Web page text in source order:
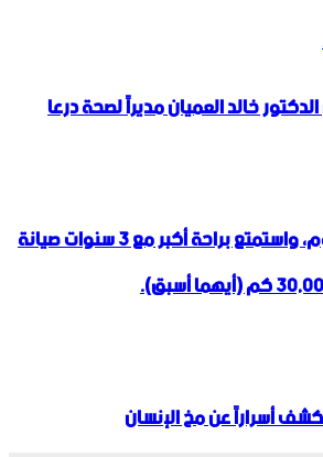
خالد العميان مديراً لصحة درعا
امتلك MG7 اليوم، واستمتع براحة أكبر مع 3 سنوات صيانة
أسراراً عن مخ الإنسان